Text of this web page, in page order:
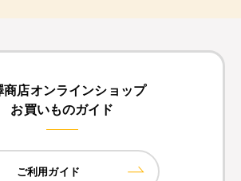
商店オンラインショップ
お買いものガイド
ご利用ガイド